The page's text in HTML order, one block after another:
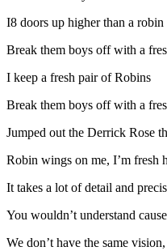
I8 doors up higher than a robin
Break them boys off with a
I keep a fresh pair of Robins
Break them boys off with a
Jumped out the Derrick Rose
Robin wings on me, I’m fresh
It takes a lot of detail and
You wouldn’t understand
We don’t have the same